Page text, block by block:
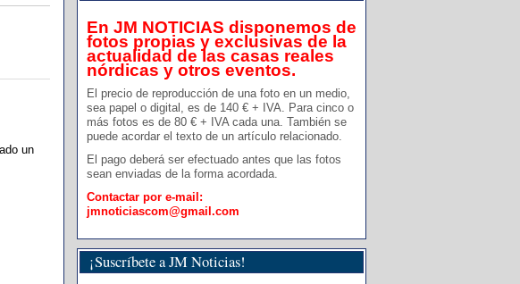
un
En JM NOTICIAS disponemos de
fotos propias y exclusivas de la
actualidad de las casas reales
nórdicas y otros eventos.
El precio de reproducción de una foto en un medio,
sea papel o digital, es de 140 € + IVA. Para cinco o
más fotos es de 80 € + IVA cada una. También se
puede acordar el texto de un artículo relacionado.
El pago deberá ser efectuado antes que las fotos
sean enviadas de la forma acordada.
Contactar por e-mail:
jmnoticiascom@gmail.com
¡Suscríbete a JM Noticias!